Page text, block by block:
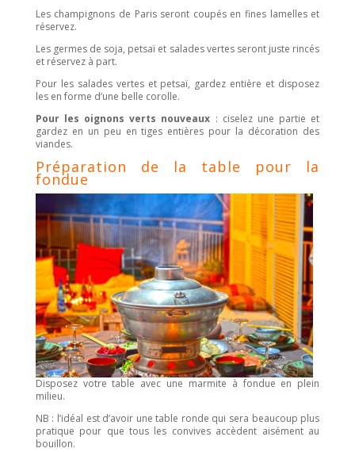
Les champignons de Paris seront coupés en fines lamelles et
réservez.
Les germes de soja, petsaï et salades vertes seront juste rincés
et réservez à part.
Pour les salades vertes et petsaï, gardez entière et disposez
les en forme d’une belle corolle.
Pour les oignons verts nouveaux : ciselez une partie et
gardez en un peu en tiges entières pour la décoration des
viandes.
Préparation de la table pour la
fondue
Disposez votre table avec une marmite à fondue en plein
milieu.
NB : l’idéal est d’avoir une table ronde qui sera beaucoup plus
pratique pour que tous les convives accèdent aisément au
bouillon.